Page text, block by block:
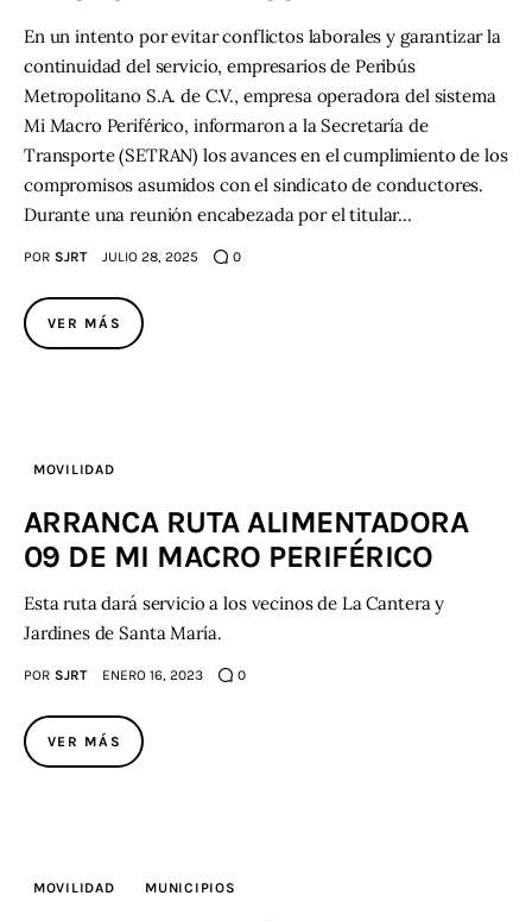
En un intento por evitar conflictos laborales y garantizar la
continuidad del servicio, empresarios de Peribús
Metropolitano S.A. de C.V., empresa operadora del sistema
Mi Macro Periférico, informaron a la Secretaría de
Transporte (SETRAN) los avances en el cumplimiento de los
compromisos asumidos con el sindicato de conductores.
Durante una reunión encabezada por el titular…
POR SJRT JULIO 28, 2025 0
VER MÁS
MOVILIDAD
ARRANCA RUTA ALIMENTADORA
09 DE MI MACRO PERIFÉRICO
Esta ruta dará servicio a los vecinos de La Cantera y
Jardines de Santa María.
POR SJRT ENERO 16, 2023 0
VER MÁS
MOVILIDAD MUNICIPIOS